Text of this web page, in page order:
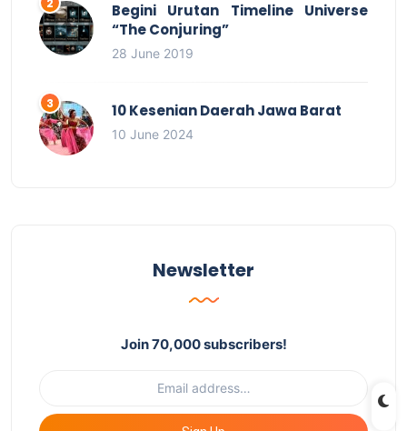
Begini Urutan Timeline Universe
“The Conjuring”
28 June 2019
10 Kesenian Daerah Jawa Barat
10 June 2024
Newsletter
Join 70,000 subscribers!